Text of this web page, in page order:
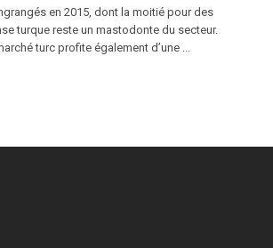
en 2015, dont la moitié pour des
turque reste un mastodonte du secteur.
turc profite également d’une ...